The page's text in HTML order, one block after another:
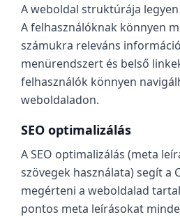
A weboldal struktúrája
A felhasználóknak könnyen
számukra releváns
menürendszert és belső
felhasználók könnyen
weboldaladon.
SEO optimalizálás
A SEO optimalizálás (meta
szövegek használata) segít a
megérteni a weboldalad
pontos meta leírásokat